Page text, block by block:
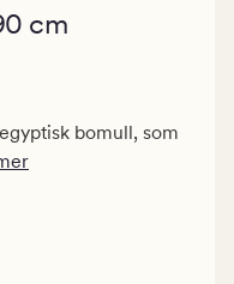
4.5
cm
bomull, som